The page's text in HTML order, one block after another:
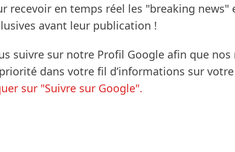
recevoir en temps réel les "breaking
avant leur publication !
suivre sur notre Profil Google afin que
dans votre fil d’informations sur
sur "Suivre sur Google".